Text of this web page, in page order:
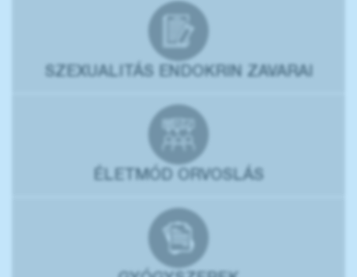
SZEXUALITÁS ENDOKRIN ZAVARAI
ÉLETMÓD ORVOSLÁS